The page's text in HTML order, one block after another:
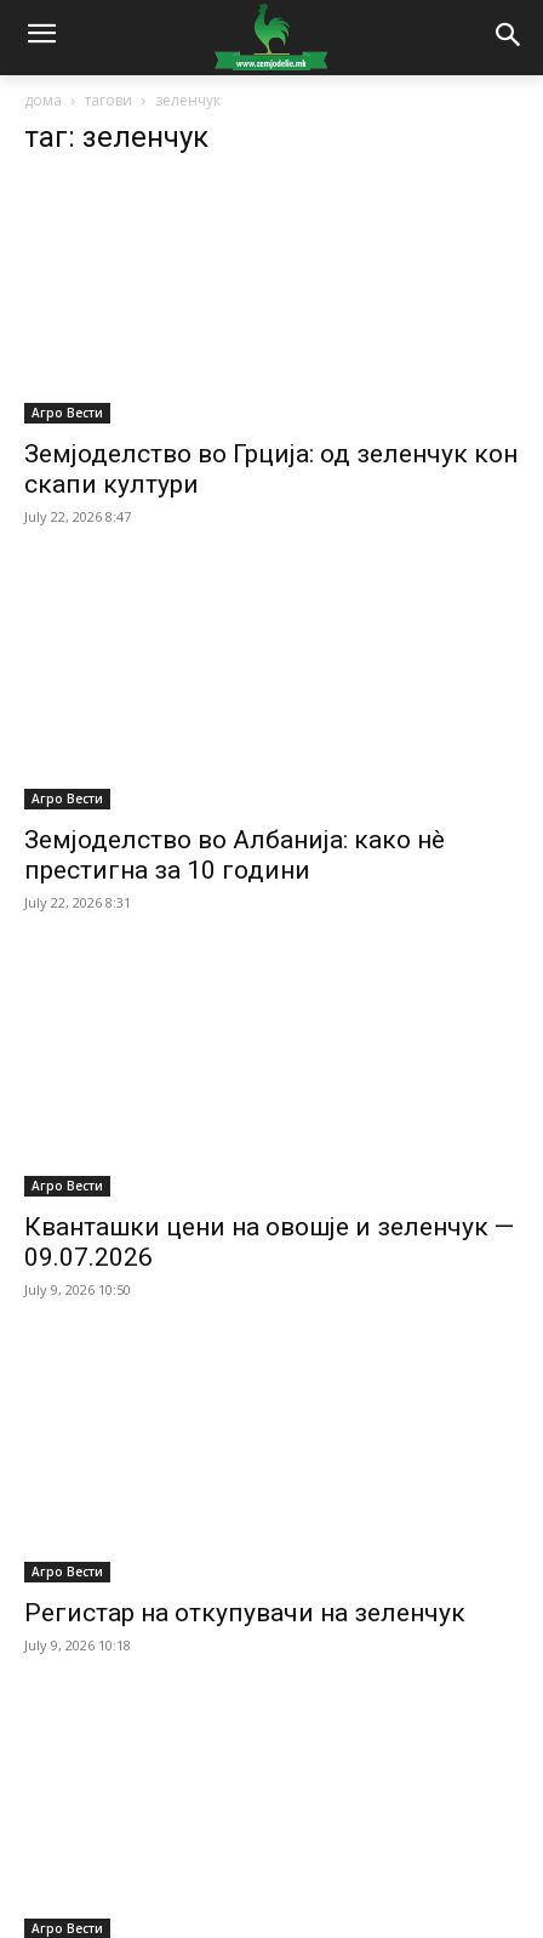
дома тагови зеленчук
таг: зеленчук
Агро Вести
Земјоделство во Грција: од зеленчук кон
скапи култури
July 22, 2026 8:47
Агро Вести
Земјоделство во Албанија: како нè
престигна за 10 години
July 22, 2026 8:31
Агро Вести
Кванташки цени на овошје и зеленчук —
09.07.2026
July 9, 2026 10:50
Агро Вести
Регистар на откупувачи на зеленчук
July 9, 2026 10:18
Агро Вести